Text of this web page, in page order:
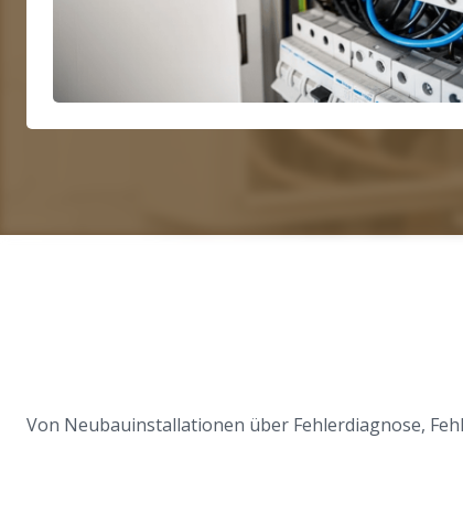
Von Neubauinstallationen über Fehlerdiagnose,